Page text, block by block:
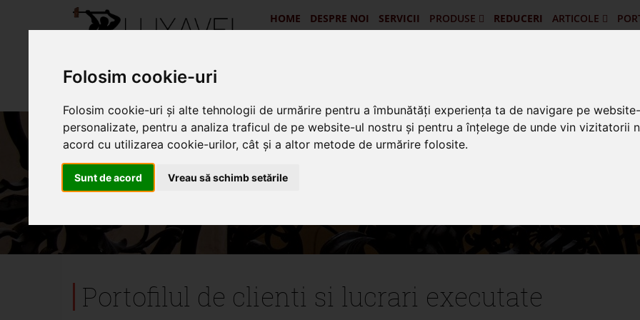
Folosim cookie-uri
Folosim cookie-uri și alte tehnologii de urmărire pentru a îmbunătăți experiența ta de navigare pe
personalizate, pentru a analiza traficul de pe website-ul nostru și pentru a înțelege de unde vin vizitatorii
acord cu utilizarea cookie-urilor, cât și a altor metode de urmărire folosite.
Sunt de acord Vreau să schimb setările
HOME DESPRE NOI SERVICII PRODUSE REDUCERI ARTICOLE
Articole informative
Portofilul de clienti si lucrari executate